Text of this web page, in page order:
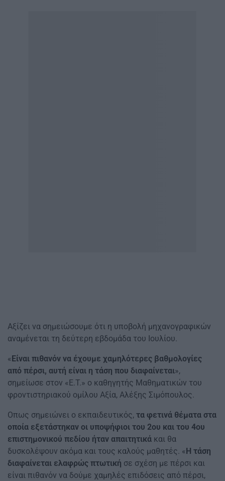
Αξίζει να σημειώσουμε ότι η υποβολή μηχανογραφικών
αναμένεται τη δεύτερη εβδομάδα του Ιουλίου.
« Είναι πιθανόν να έχουμε χαμηλότερες βαθμολογίες
από πέρσι, αυτή είναι η τάση που διαφαίνεται»,
σημείωσε στον «Ε.Τ.» ο καθηγητής Μαθηματικών του
φροντιστηριακού ομίλου Αξία, Αλέξης Σιμόπουλος.
Οπως σημειώνει ο εκπαιδευτικός, τα φετινά θέματα στα
οποία εξετάστηκαν οι υποψήφιοι του 2ου και του 4ου
επιστημονικού πεδίου ήταν απαιτητικά και θα
δυσκολέψουν ακόμα και τους καλούς μαθητές. « Η τάση
διαφαίνεται ελαφρώς πτωτική σε σχέση με πέρσι και
είναι πιθανόν να δούμε χαμηλές επιδόσεις από πέρσι,